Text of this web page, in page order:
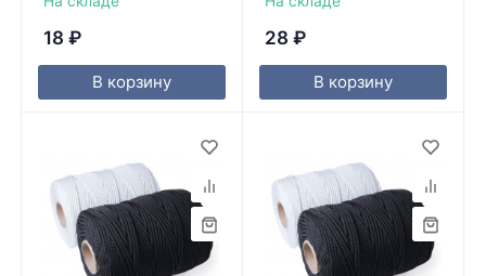
18 ₽
В корзину
28 ₽
В корзину